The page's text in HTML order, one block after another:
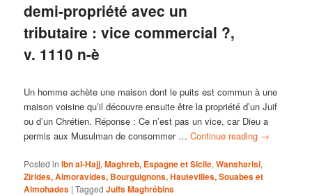
demi-propriété avec un
tributaire : vice commercial ?,
v. 1110 n-è
Un homme achète une maison dont le puits est commun à une
maison voisine qu’il découvre ensuite être la propriété d’un Juif
ou d’un Chrétien. Réponse : Ce n’est pas un vice, car Dieu a
permis aux Musulman de consommer …Continue reading →
Posted in Ibn al-Hajj,Maghreb, Espagne et Sicile,Wansharisi,
Zirides, Almoravides, Bourguignons, Hautevilles, Souabes et
Almohades |Tagged Juifs Maghrébins